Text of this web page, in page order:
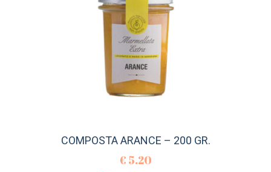
COMPOSTA ARANCE – 200 GR.
€ 5.20